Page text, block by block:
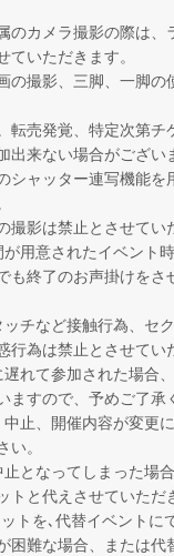
のカメラ撮影の際は、
ていただきます。
の撮影、三脚、一脚の
転売発覚、特定次第チ
出来ない場合がござい
シャッター連写機能を
撮影は禁止とさせてい
用意されたイベント
も終了のお声掛けをさ
チなど接触行為、セ
行為は禁止とさせてい
れて参加された場合
ますので、予めご了承
止、開催内容が変更
い。
となってしまった場
トと代えさせていただ
トを､代替イベントに
困難な場合、または代